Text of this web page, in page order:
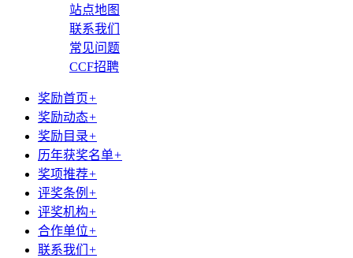
站点地图
联系我们
常见问题
CCF招聘
奖励首页+
奖励动态+
奖励目录+
历年获奖名单+
奖项推荐+
评奖条例 +
评奖机构+
合作单位+
联系我们 +